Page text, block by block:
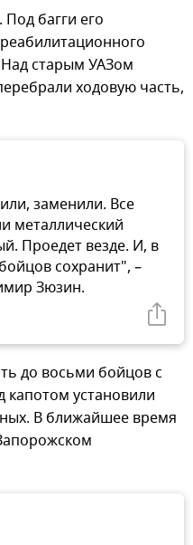
багги его
старым УАЗом
ходовую часть,
заменили. Все
металлический
Проедет везде. И, в
сохранит", –
Зюзин.
до восьми бойцов с
установили
В ближайшее время